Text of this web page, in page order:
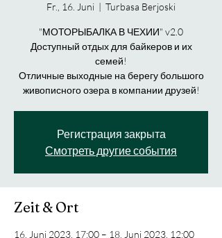
Fr., 16. Juni
  |
Turbasa Berjoski
"МОТОРЫБАЛКА В ЧЕХИИ" v2.0
Доступный отдых для байкеров и их
семей!
Отличные выходные на берегу большого
живописного озера в компании друзей!
Регистрация закрыта
Смотреть другие события
Zeit & Ort
16. Juni 2023, 17:00 – 18. Juni 2023, 12:00